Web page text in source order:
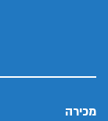
מכירה